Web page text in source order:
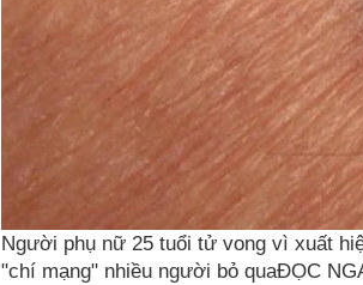
Người phụ nữ 25 tuổi tử vong vì xuất
"chí mạng" nhiều người bỏ quaĐỌC